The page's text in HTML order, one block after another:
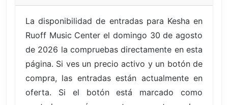
La disponibilidad de entradas para Kesha en
Ruoff Music Center el domingo 30 de agosto
de 2026 la compruebas directamente en esta
página. Si ves un precio activo y un botón de
compra, las entradas están actualmente en
oferta. Si el botón está marcado como